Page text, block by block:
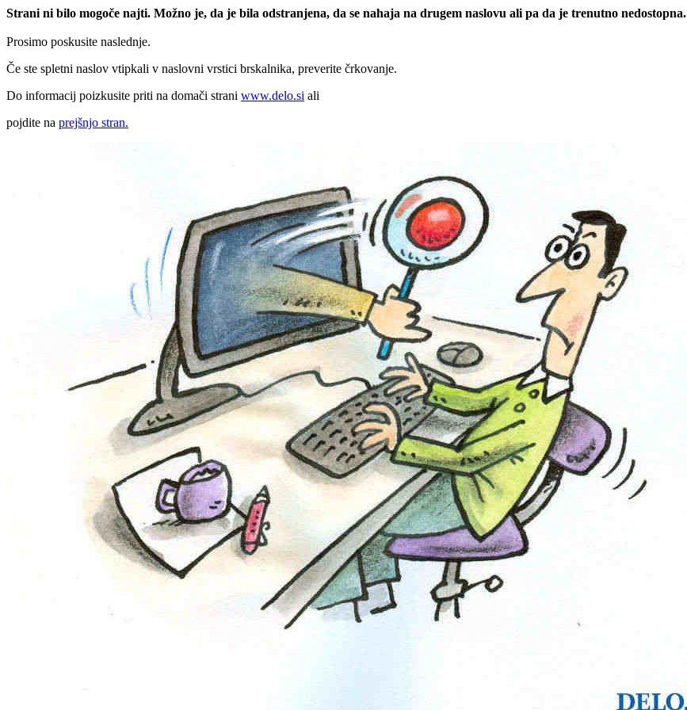
Strani ni bilo mogoče najti. Možno je, da je bila odstranjena, da se nahaja na drugem naslovu ali pa da je trenutno nedostopna.
Prosimo poskusite naslednje.
Če ste spletni naslov vtipkali v naslovni vrstici brskalnika, preverite črkovanje.
Do informacij poizkusite priti na domači strani www.delo.si ali
pojdite na prejšnjo stran.